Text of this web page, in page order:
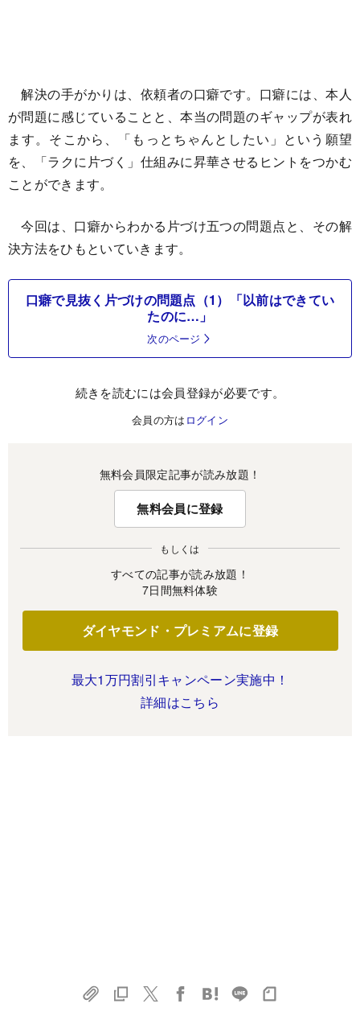
解決の手がかりは、依頼者の口癖です。口癖には、本人
が問題に感じていることと、本当の問題のギャップが表れ
ます。そこから、「もっとちゃんとしたい」という願望
を、「ラクに片づく」仕組みに昇華させるヒントをつかむ
ことができます。
今回は、口癖からわかる片づけ五つの問題点と、その解
決方法をひもといていきます。
口癖で見抜く片づけの問題点（1）「以前はできてい
たのに…」
次のページ
続きを読むには会員登録が必要です。
会員の方は ログイン
無料会員限定記事が読み放題！
無料会員に登録
もしくは
すべての記事が読み放題！
7日間無料体験
ダイヤモンド・プレミアムに登録
最大1万円割引キャンペーン実施中！
詳細はこちら